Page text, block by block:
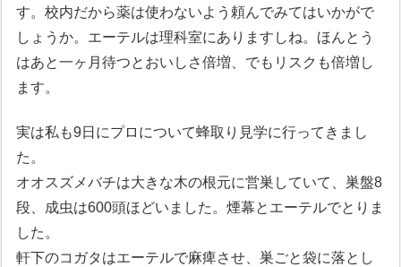
す。校内だから薬は使わないよう頼んでみてはいかがで
しょうか。エーテルは理科室にありますしね。ほんとう
はあと一ヶ月待つとおいしさ倍増、でもリスクも倍増し
ます。
実は私も9日にプロについて蜂取り見学に行ってきまし
た。
オオスズメバチは大きな木の根元に営巣していて、巣盤8
段、成虫は600頭ほどいました。煙幕とエーテルでとりま
した。
軒下のコガタはエーテルで麻痺させ、巣ごと袋に落とし